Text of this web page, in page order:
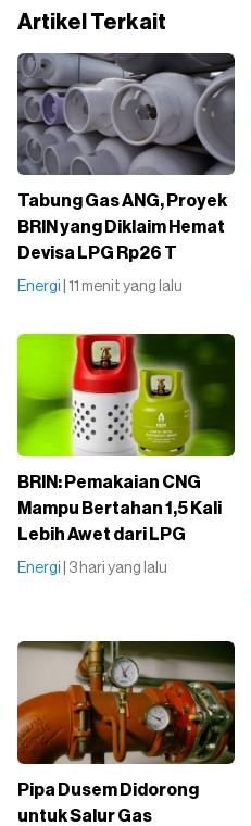
Artikel Terkait
Tabung Gas ANG, Proyek
BRIN yang Diklaim Hemat
Devisa LPG Rp26 T
Energi | 11 menit yang lalu
BRIN: Pemakaian CNG
Mampu Bertahan 1,5 Kali
Lebih Awet dari LPG
Energi | 3 hari yang lalu
Pipa Dusem Didorong
untuk Salur Gas